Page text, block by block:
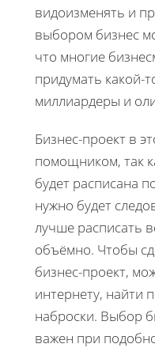
видоизменять и
выбором бизнес
что многие
придумать какой-
миллиардеры и
Бизнес-проект в
помощником, так
будет расписана
нужно будет
лучше расписать
объёмно. Чтобы
бизнес-проект,
интернету, найти
наброски. Выбор
важен при